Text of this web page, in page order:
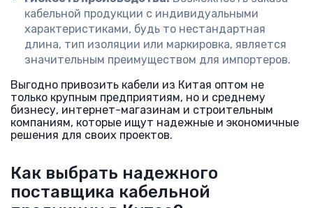
кабельной продукции с индивидуальными
характеристиками, будь то нестандартная
длина, тип изоляции или маркировка, является
значительным преимуществом для импортеров.
Выгодно привозить кабели из Китая оптом не
только крупным предприятиям, но и среднему
бизнесу, интернет-магазинам и строительным
компаниям, которые ищут надежные и экономичные
решения для своих проектов.
Как выбрать надежного
поставщика кабельной